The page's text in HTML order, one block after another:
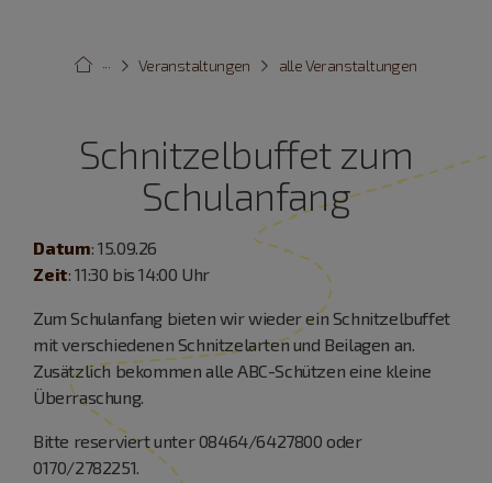
alle Veranstaltungen
Veranstaltungen
···
Schnitzelbuffet zum
Schulanfang
Datum: 15.09.26
Zeit: 11:30 bis 14:00 Uhr
Zum Schulanfang bieten wir wieder ein Schnitzelbuffet
mit verschiedenen Schnitzelarten und Beilagen an.
Zusätzlich bekommen alle ABC-Schützen eine kleine
Überraschung.
Bitte reserviert unter 08464/6427800 oder
0170/2782251.